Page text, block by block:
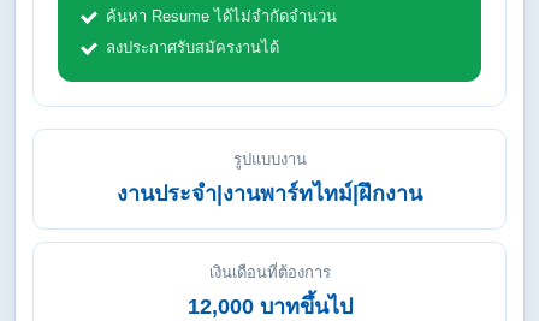
ค้นหา Resume ได้ไม่จำกัดจำนวน
ลงประกาศรับสมัครงานได้
รูปแบบงาน
งานประจำ|งานพาร์ทไทม์|ฝึกงาน
เงินเดือนที่ต้องการ
12,000 บาทขึ้นไป